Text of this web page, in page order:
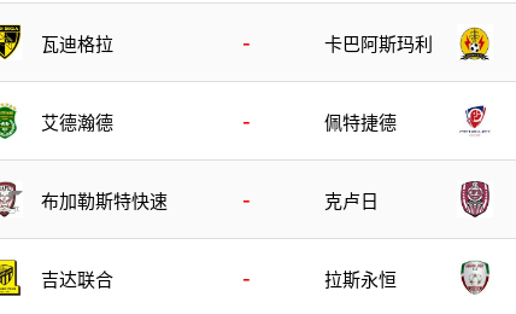
瓦迪格拉 - 卡巴阿斯玛利
艾德瀚德 - 佩特捷德
布加勒斯特快速 - 克卢日
吉达联合 - 拉斯永恒